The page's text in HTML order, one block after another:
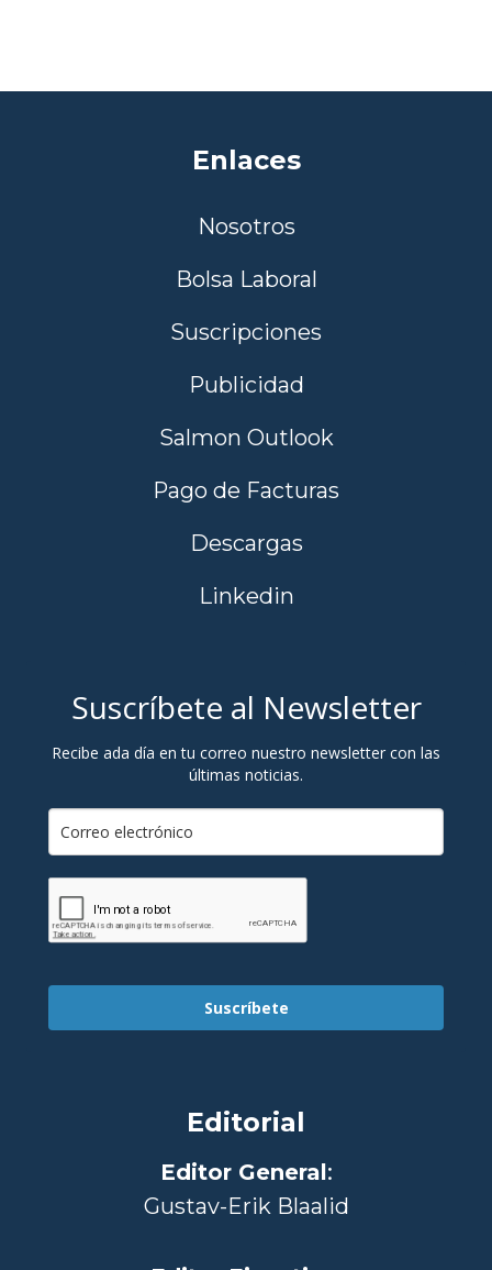
Enlaces
Nosotros
Bolsa Laboral
Suscripciones
Publicidad
Salmon Outlook
Pago de Facturas
Descargas
Linkedin
Suscríbete al Newsletter
Recibe ada día en tu correo nuestro newsletter con las
últimas noticias.
Suscríbete
Editorial
Editor General:
Gustav-Erik Blaalid